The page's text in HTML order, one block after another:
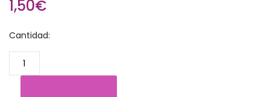
1,50€
Cantidad: